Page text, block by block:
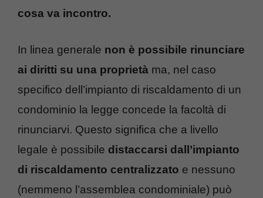
cosa va incontro.
In linea generale non è possibile rinunciare
ai diritti su una proprietà ma, nel caso
specifico dell’impianto di riscaldamento di un
condominio la legge concede la facoltà di
rinunciarvi. Questo significa che a livello
legale è possibile distaccarsi dall’impianto
di riscaldamento centralizzato e nessuno
(nemmeno l’assemblea condominiale) può